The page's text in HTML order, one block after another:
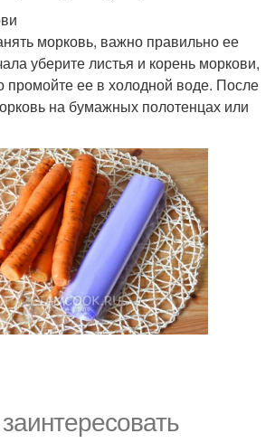
морковь, важно правильно ее
уберите листья и корень моркови,
промойте ее в холодной воде. После
на бумажных полотенцах или